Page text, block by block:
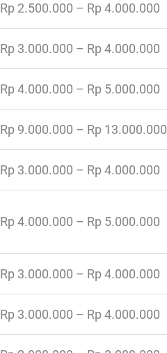
Rp 2.500.000 – Rp 4.000.000
Rp 3.000.000 – Rp 4.000.000
Rp 4.000.000 – Rp 5.000.000
Rp 9.000.000 – Rp 13.000.000
Rp 3.000.000 – Rp 4.000.000
Rp 4.000.000 – Rp 5.000.000
Rp 3.000.000 – Rp 4.000.000
Rp 3.000.000 – Rp 4.000.000